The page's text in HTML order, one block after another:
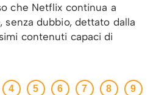
che Netflix continua a
dubbio, dettato dalla
contenuti capaci di
4 5 6 7 8 9